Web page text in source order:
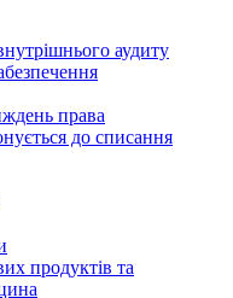
аудиту
права
до списання
продуктів та